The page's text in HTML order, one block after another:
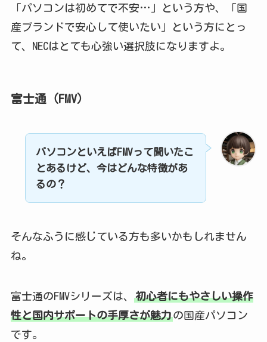
「パソコンは初めてで不安…」という方や、「国
産ブランドで安心して使いたい」という方にとっ
て、NECはとても心強い選択肢になりますよ。
富士通（FMV）
パソコンといえばFMVって聞いたこ
とあるけど、今はどんな特徴があ
るの？
そんなふうに感じている方も多いかもしれません
ね。
富士通のFMVシリーズは、
初心者にもやさしい操作
性と国内サポートの手厚さが魅力の国産パソコン
です。